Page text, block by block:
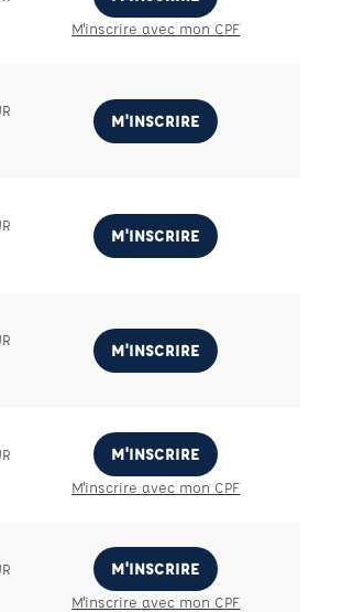
M'inscrire avec mon CPF
M'INSCRIRE
M'INSCRIRE
M'INSCRIRE
M'INSCRIRE
M'inscrire avec mon CPF
M'INSCRIRE
M'inscrire avec mon CPF